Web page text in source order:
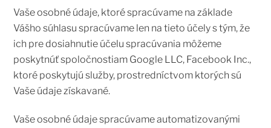
Vaše osobné údaje, ktoré spracúvame na základe
Vášho súhlasu spracúvame len na tieto účely s tým, že
ich pre dosiahnutie účelu spracúvania môžeme
poskytnúť spoločnostiam Google LLC, Facebook Inc.,
ktoré poskytujú služby, prostredníctvom ktorých sú
Vaše údaje získavané.
Vaše osobné údaje spracúvame automatizovanými